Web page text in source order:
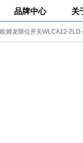
品牌中心 关
欧姆龙限位开关WLCA12-